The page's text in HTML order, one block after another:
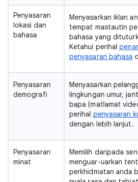
Penyasaran
lokasi dan
bahasa
Menyasarkan iklan
tempat mastautin
bahasa yang
Ketahui perihal
penyasaran bahasa
Penyasaran
demografi
Menyasarkan
lingkungan umur,
bapa (matlamat
perihal penyasaran
dengan lebih lanjut.
Penyasaran
minat
Memilih daripada
menguar-uarkan
perkhidmatan anda